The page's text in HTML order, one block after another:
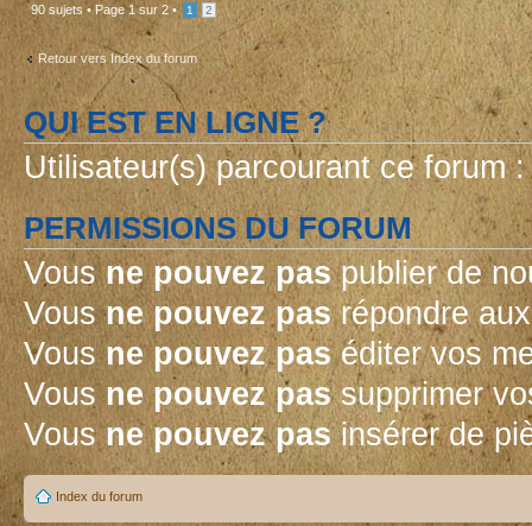
90 sujets •Page 1 sur 2 • 1 2
Retour vers Index du forum
QUI EST EN LIGNE ?
Utilisateur(s) parcourant ce forum
PERMISSIONS DU FORUM
Vousne pouvez paspublier de
Vousne pouvez pasrépondre
Vousne pouvez paséditer vos
Vousne pouvez passupprimer
Vousne pouvez pasinsérer de
Index du forum